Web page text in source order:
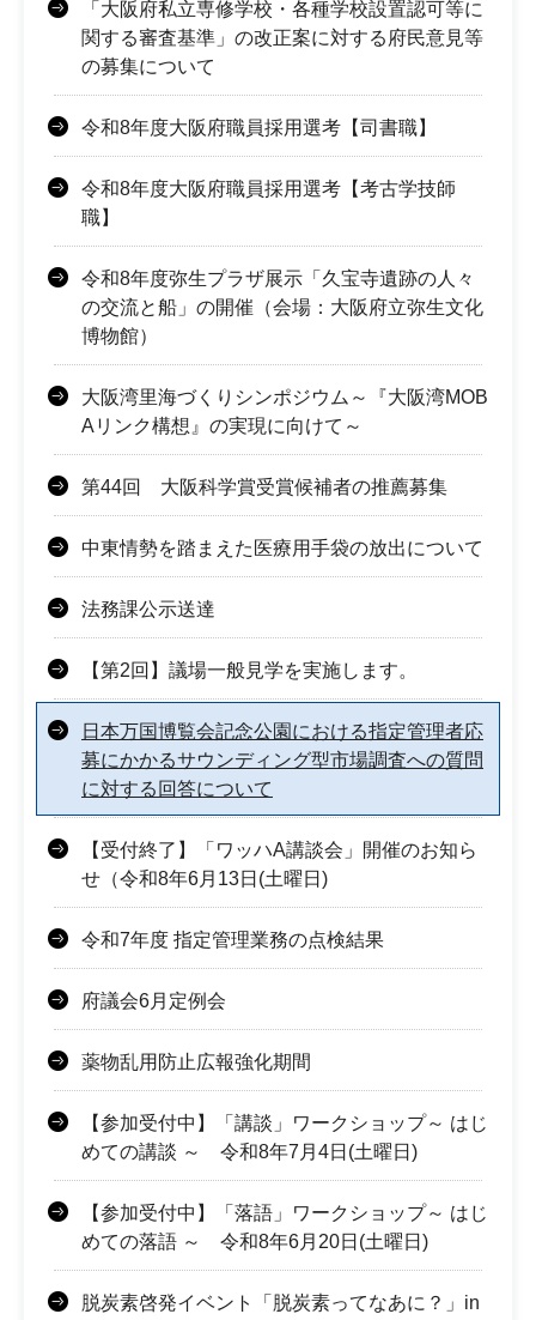
「大阪府私立専修学校・各種学校設置認可等に
関する審査基準」の改正案に対する府民意見等
の募集について
令和8年度大阪府職員採用選考【司書職】
令和8年度大阪府職員採用選考【考古学技師
職】
令和8年度弥生プラザ展示「久宝寺遺跡の人々
の交流と船」の開催（会場：大阪府立弥生文化
博物館）
大阪湾里海づくりシンポジウム～『大阪湾MOB
Aリンク構想』の実現に向けて～
第44回 大阪科学賞受賞候補者の推薦募集
中東情勢を踏まえた医療用手袋の放出について
法務課公示送達
【第2回】議場一般見学を実施します。
日本万国博覧会記念公園における指定管理者応
募にかかるサウンディング型市場調査への質問
に対する回答について
【受付終了】「ワッハA講談会」開催のお知ら
せ（令和8年6月13日(土曜日)
令和7年度 指定管理業務の点検結果
府議会6月定例会
薬物乱用防止広報強化期間
【参加受付中】「講談」ワークショップ～ はじ
めての講談 ～ 令和8年7月4日(土曜日)
【参加受付中】「落語」ワークショップ～ はじ
めての落語 ～ 令和8年6月20日(土曜日)
脱炭素啓発イベント「脱炭素ってなあに？」in